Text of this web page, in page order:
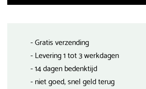
- Gratis verzending
- Levering 1 tot 3 werkdagen
- 14 dagen bedenktijd
- niet goed, snel geld terug